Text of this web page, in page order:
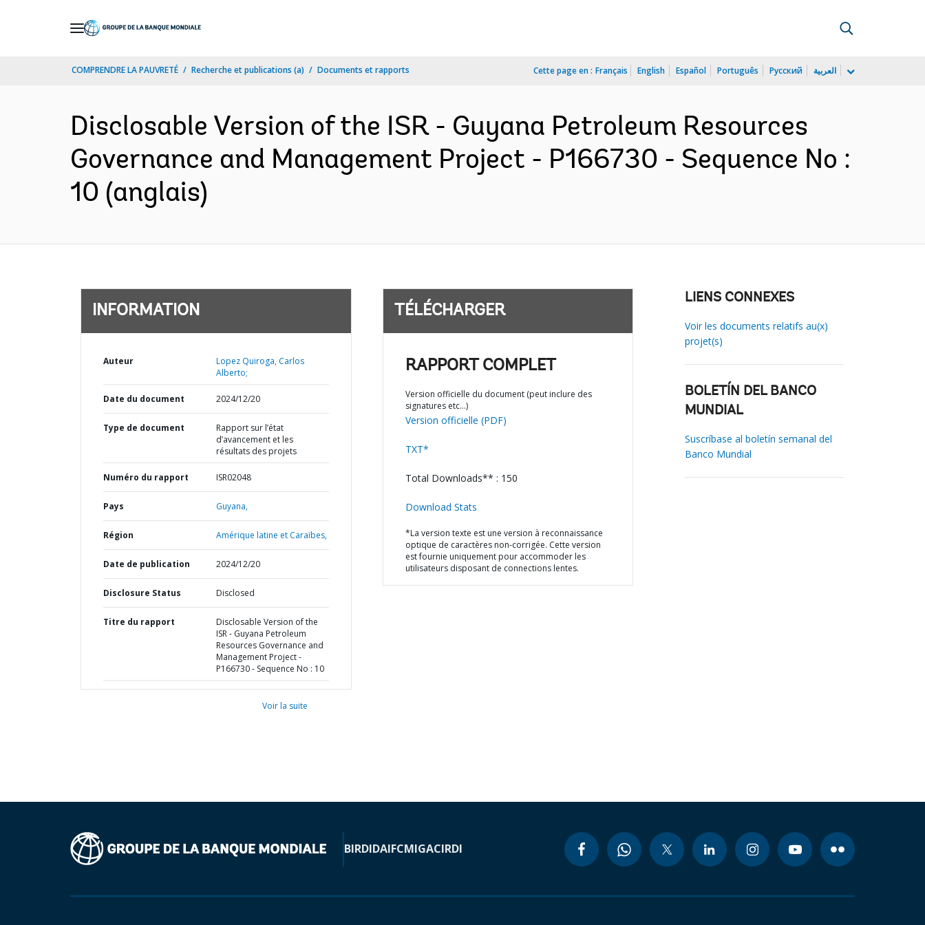
COMPRENDRE LA PAUVRETÉ Recherche et publications (a) Documents et rapports Cette page en : Français English Español Português Русский العربية
Disclosable Version of the ISR - Guyana Petroleum Resources
Governance and Management Project - P166730 - Sequence No :
10 (anglais)
INFORMATION
Auteur
Lopez Quiroga, Carlos
Alberto;
Date du document 2024/12/20
Type de document
Rapport sur l’état
d’avancement et les
résultats des projets
Numéro du rapport ISR02048
Pays Guyana,
Région Amérique latine et Caraïbes,
Date de publication 2024/12/20
Disclosure Status Disclosed
Titre du rapport
Disclosable Version of the
ISR - Guyana Petroleum
Resources Governance and
Management Project -
P166730 - Sequence No : 10
Voir la suite
TÉLÉCHARGER
RAPPORT COMPLET
Version officielle du document (peut inclure des
signatures etc…)
Version officielle (PDF)
TXT*
Total Downloads** : 150
Download Stats
*La version texte est une version à reconnaissance
optique de caractères non-corrigée. Cette version
est fournie uniquement pour accommoder les
utilisateurs disposant de connections lentes.
LIENS CONNEXES
Voir les documents relatifs au(x)
projet(s)
BOLETÍN DEL BANCO
MUNDIAL
Suscríbase al boletín semanal del
Banco Mundial
BIRDIDAIFCMIGACIRDI